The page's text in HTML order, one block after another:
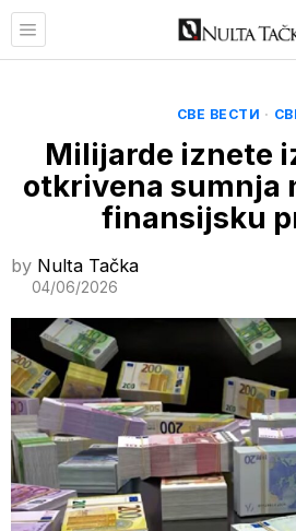
СВЕ ВЕСТИ ·
Milijarde iznete
otkrivena sumnja
finansijsku
by Nulta Tačka
04/06/2026